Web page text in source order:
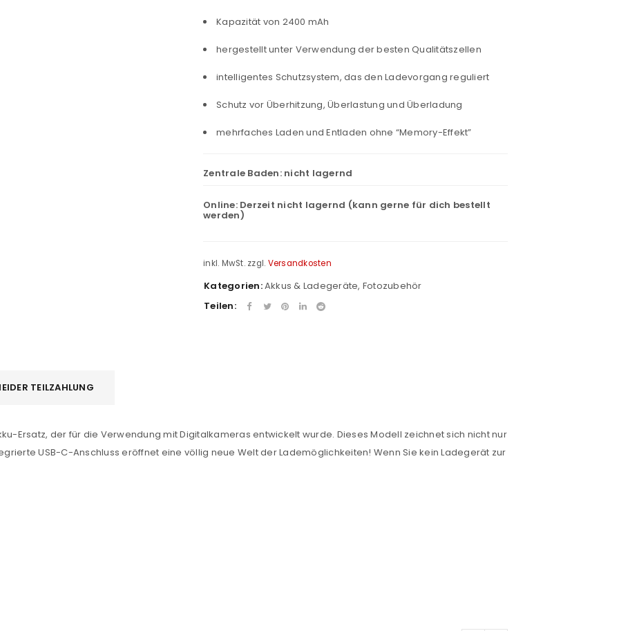
durchWP Captcha
bleiben
REGISTRIEREN
E-Mail-Adresse *
Kapazität von 2400 mAh
hergestellt unter Verwendung der besten Qualitätszellen
intelligentes Schutzsystem, das den Ladevorgang reguliert
Schutz vor Überhitzung, Überlastung und Überladung
mehrfaches Laden und Entladen ohne “Memory-Effekt”
Zentrale Baden: nicht lagernd
Online: Derzeit nicht lagernd (kann gerne für dich bestellt
werden)
inkl. MwSt. zzgl. Versandkosten
Kategorien:Akkus & Ladegeräte, Fotozubehör
Teilen:
TEILZAHLUNG
Ersatz, der für die Verwendung mit Digitalkameras entwickelt wurde. Dieses Modell zeichnet sich nicht nur
USB-C-Anschluss eröffnet eine völlig neue Welt der Lademöglichkeiten! Wenn Sie kein Ladegerät zur